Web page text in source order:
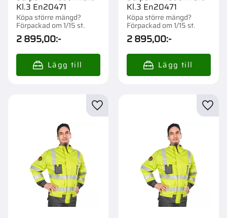
Kl.3 En20471
Köpa större mängd?
Förpackad om 1/15 st.
2 895,00:-
Kl.3 En20471
Köpa större mängd?
Förpackad om 1/15 st.
2 895,00:-
Lägg till i favoriter